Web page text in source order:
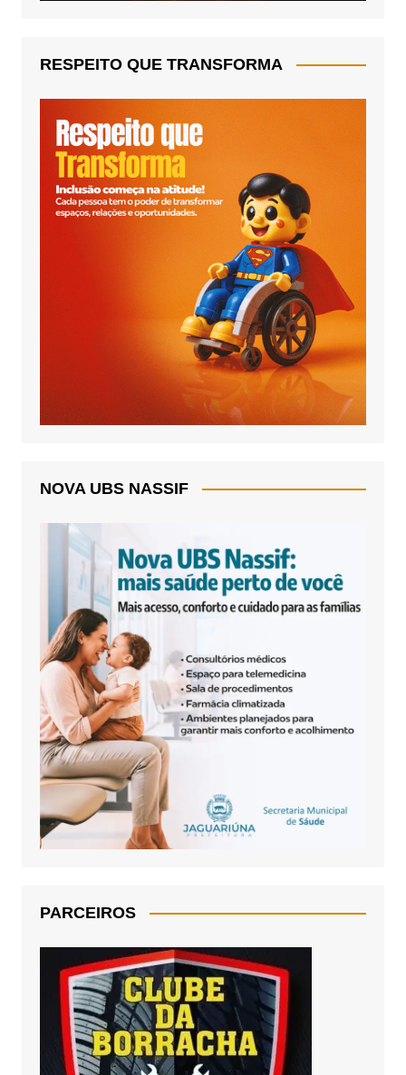
RESPEITO QUE TRANSFORMA
NOVA UBS NASSIF
PARCEIROS